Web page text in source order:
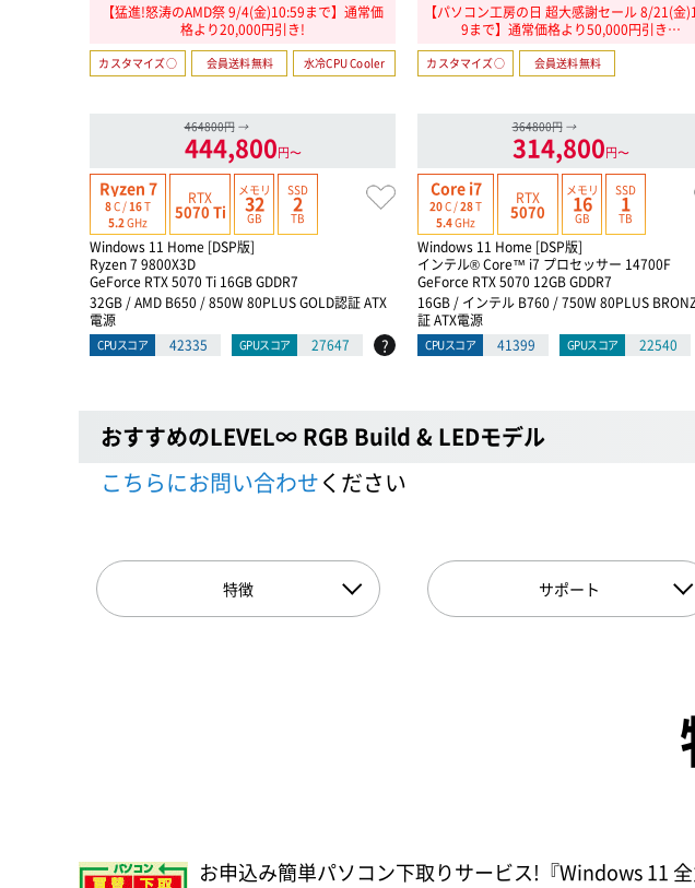
【猛進!怒涛のAMD祭 9/4(金)10:59まで】通常価
格より20,000円引き!
カスタマイズ○ 会員送料無料 水冷CPU Cooler
464800円 →
444,800円〜
Ryzen 7
8C /16T
5.2 GHz
RTX
5070 Ti
メモリ
32
GB
SSD
2
TB
Windows 11 Home [DSP版]
Ryzen 7 9800X3D
GeForce RTX 5070 Ti 16GB GDDR7
32GB / AMD B650 / 850W 80PLUS GOLD認証 ATX
電源
CPUスコア 42335 GPUスコア 27647 ?
【パソコン工房の日 超大感謝セール 8/21(金
9まで】通常価格より50,000円引き…
カスタマイズ○ 会員送料無料
364800円 →
314,800円〜
Core i7
20C /28T
5.4GHz
RTX
5070
メモリ
16
GB
SSD
1
TB
Windows 11 Home [DSP版]
インテル® Core™ i7 プロセッサー 14700F
GeForce RTX 5070 12GB GDDR7
16GB / インテル B760 / 750W 80PLUS
証 ATX電源
CPUスコア 41399 GPUスコア 22540
おすすめのLEVEL∞ RGB Build & LEDモデル
こちらにお問い合わせください
特徴 サポート
お申込み簡単パソコン下取りサービス!『Windows 11